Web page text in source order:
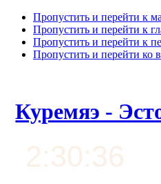
Пропустить и перейти к
Пропустить и перейти к
Пропустить и перейти к
Пропустить и перейти ко
Куремяэ -
2:30:37